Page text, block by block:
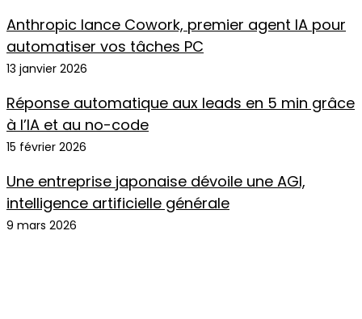
Anthropic lance Cowork, premier agent IA pour
automatiser vos tâches PC
13 janvier 2026
Réponse automatique aux leads en 5 min grâce
à l’IA et au no-code
15 février 2026
Une entreprise japonaise dévoile une AGI,
intelligence artificielle générale
9 mars 2026